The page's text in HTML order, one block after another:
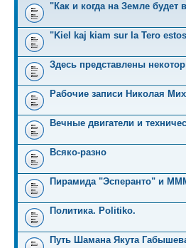
"Как и когда на Земле
"Kiel kaj kiam sur la Tero
Здесь представлены
Рабочие записи Николая
Вечные двигатели и
Всяко-разно
Пирамида "Эсперанто" и
Политика. Politiko.
Путь Шамана Якута